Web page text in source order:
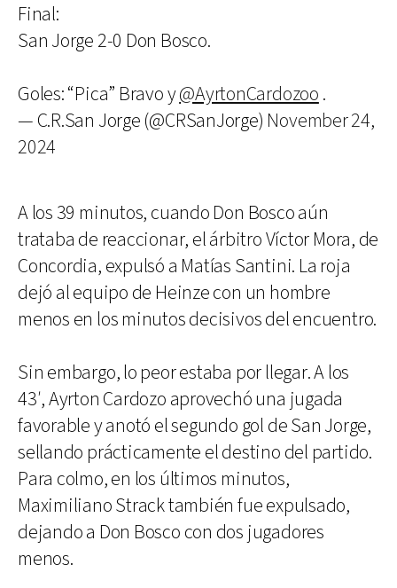
Final:
San Jorge 2-0 Don Bosco.
Goles: “Pica” Bravo y@AyrtonCardozoo .
— C.R.San Jorge (@CRSanJorge) November 24,
2024
A los 39 minutos, cuando Don Bosco aún
trataba de reaccionar, el árbitro Víctor Mora, de
Concordia, expulsó a Matías Santini. La roja
dejó al equipo de Heinze con un hombre
menos en los minutos decisivos del encuentro.
Sin embargo, lo peor estaba por llegar. A los
43′, Ayrton Cardozo aprovechó una jugada
favorable y anotó el segundo gol de San Jorge,
sellando prácticamente el destino del partido.
Para colmo, en los últimos minutos,
Maximiliano Strack también fue expulsado,
dejando a Don Bosco con dos jugadores
menos.